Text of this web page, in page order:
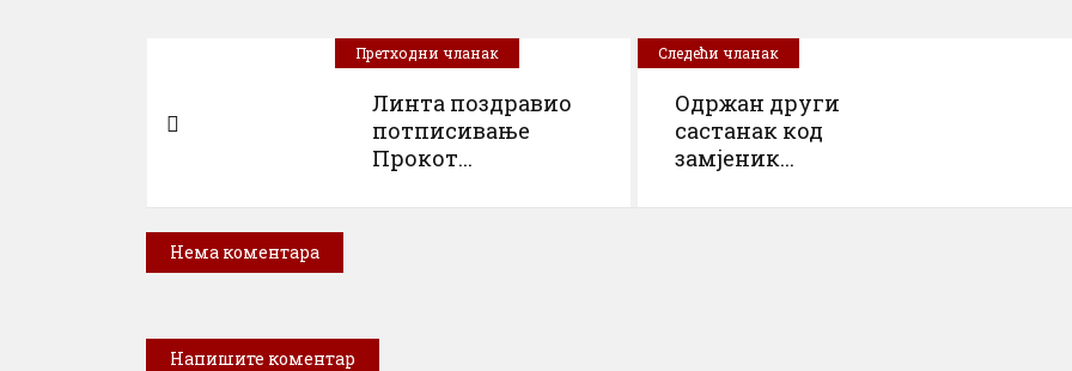
Претходни чланак
Линта поздравио
потписивање
Прокот...
Следећи чланак
Одржан други
састанак код
замјеник...
Нема коментара
Напишите коментар